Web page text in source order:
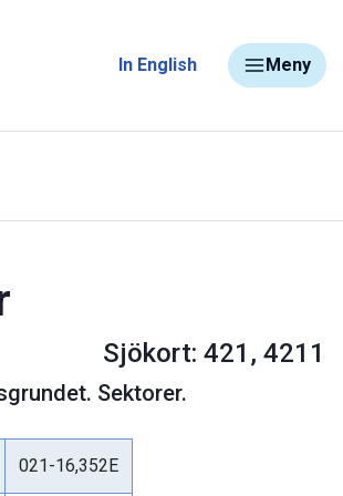
In English Meny
Sjökort: 421, 4211
Sektorer.
021-16,352E